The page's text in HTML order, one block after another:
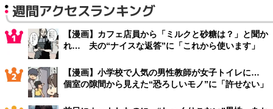
週間アクセスランキング
【漫画】カフェ店員から「ミルクと砂糖は？」と聞か
れ… 夫の“ナイスな返答”に「これから使います」
【漫画】小学校で人気の男性教師が女子トイレに…
個室の隙間から見えた“恐ろしいモノ”に「許せない」